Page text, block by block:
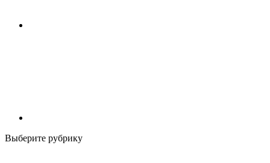
Выберите рубрику